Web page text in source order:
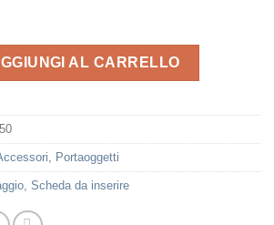
AL CARRELLO
Portaoggetti
Scheda da inserire